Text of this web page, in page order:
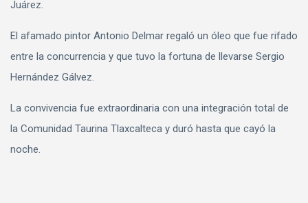
Juárez.
El afamado pintor Antonio Delmar regaló un óleo que fue rifado
entre la concurrencia y que tuvo la fortuna de llevarse Sergio
Hernández Gálvez.
La convivencia fue extraordinaria con una integración total de
la Comunidad Taurina Tlaxcalteca y duró hasta que cayó la
noche.